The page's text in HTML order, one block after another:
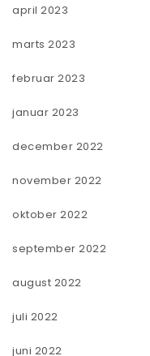
april 2023
marts 2023
februar 2023
januar 2023
december 2022
november 2022
oktober 2022
september 2022
august 2022
juli 2022
juni 2022